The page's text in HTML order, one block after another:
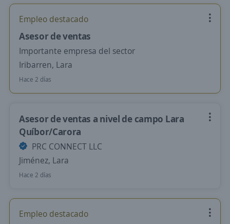
Empleo destacado
Asesor de ventas
Importante empresa del sector
Iribarren, Lara
Hace 2 días
Asesor de ventas a nivel de campo Lara
Quíbor/Carora
PRC CONNECT LLC
Jiménez, Lara
Hace 2 días
Empleo destacado